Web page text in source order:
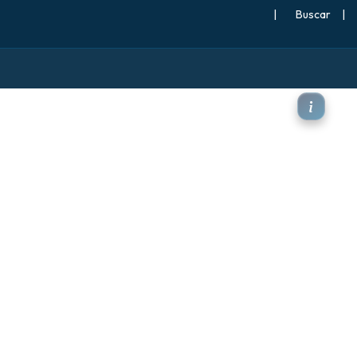
| |